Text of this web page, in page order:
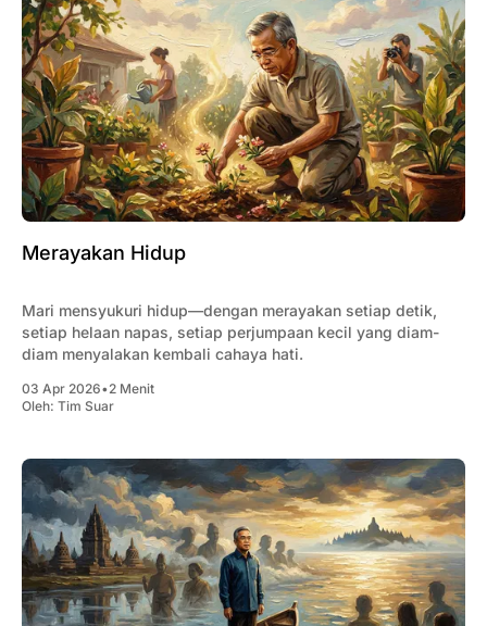
Merayakan Hidup
Mari mensyukuri hidup—dengan merayakan setiap detik,
setiap helaan napas, setiap perjumpaan kecil yang diam-
diam menyalakan kembali cahaya hati.
03 Apr 2026•2 Menit
Oleh: Tim Suar